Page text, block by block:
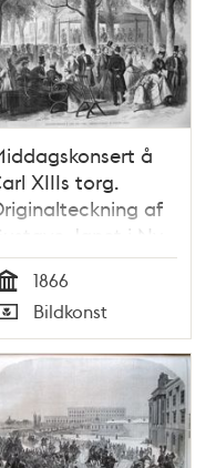
å
XIIIs torg.
af
Janet i Ny
Tidning nr
den 16 juni 1866
1866
Bildkonst